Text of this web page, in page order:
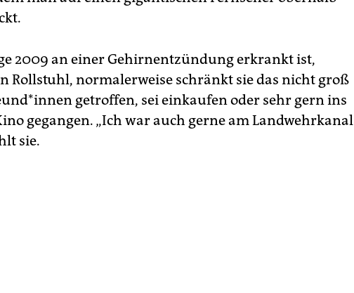
2009 an einer Gehirnentzündung erkrankt ist,
Rollstuhl, normalerweise schränkt sie das nicht groß
getroffen, sei einkaufen oder sehr gern ins
gegangen. „Ich war auch gerne am Landwehrkanal
sie.